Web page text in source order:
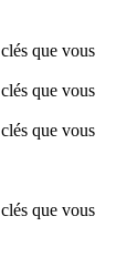
que vous
que vous
que vous
que vous